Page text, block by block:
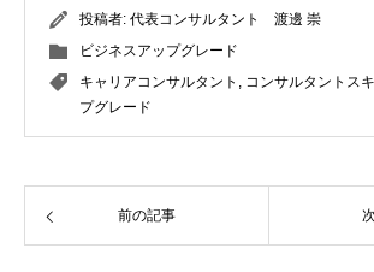
投稿者: 代表コンサルタント 渡邊 崇
ビジネスアップグレード
キャリアコンサルタント , コンサルタントス
プグレード
前の記事